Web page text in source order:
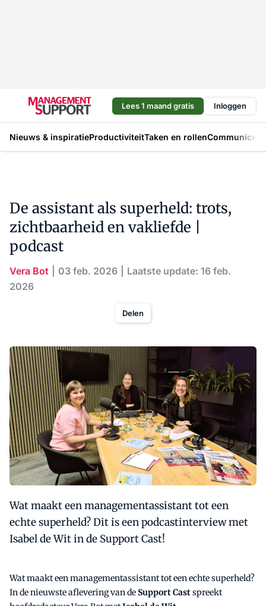
Lees 1 maand gratis Inloggen
Nieuws & inspiratieProductiviteitTaken en rollen
De assistant als superheld: trots,
zichtbaarheid en vakliefde |
podcast
Vera Bot 03 feb. 2026
Laatste update: 16 feb.
2026
Delen
Wat maakt een managementassistant tot een
echte superheld? Dit is een podcastinterview met
Isabel de Wit in de Support Cast!
Wat maakt een managementassistant tot een echte superheld?
In de nieuwste aflevering van deSupport Castspreekt